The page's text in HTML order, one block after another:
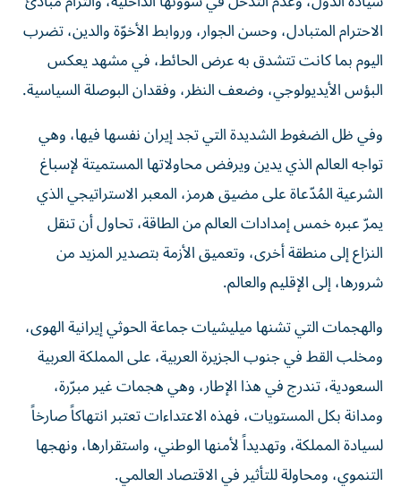
الاحترام المتبادل، وحسن الجوار، وروابط الأخوّة والدين، تضرب
اليوم بما كانت تتشدق به عرض الحائط، في مشهد يعكس
البؤس الأيديولوجي، وضعف النظر، وفقدان البوصلة السياسية.
وفي ظل الضغوط الشديدة التي تجد إيران نفسها فيها، وهي
تواجه العالم الذي يدين ويرفض محاولاتها المستميتة لإسباغ
الشرعية المُدّعاة على مضيق هرمز، المعبر الاستراتيجي الذي
يمرّ عبره خمس إمدادات العالم من الطاقة، تحاول أن تنقل
النزاع إلى منطقة أخرى، وتعميق الأزمة بتصدير المزيد من
شرورها، إلى الإقليم والعالم.
والهجمات التي تشنها ميليشيات جماعة الحوثي إيرانية الهوى،
ومخلب القط في جنوب الجزيرة العربية، على المملكة العربية
السعودية، تندرج في هذا الإطار، وهي هجمات غير مبرّرة،
ومدانة بكل المستويات، فهذه الاعتداءات تعتبر انتهاكاً صارخاً
لسيادة المملكة، وتهديداً لأمنها الوطني، واستقرارها، ونهجها
التنموي، ومحاولة للتأثير في الاقتصاد العالمي.